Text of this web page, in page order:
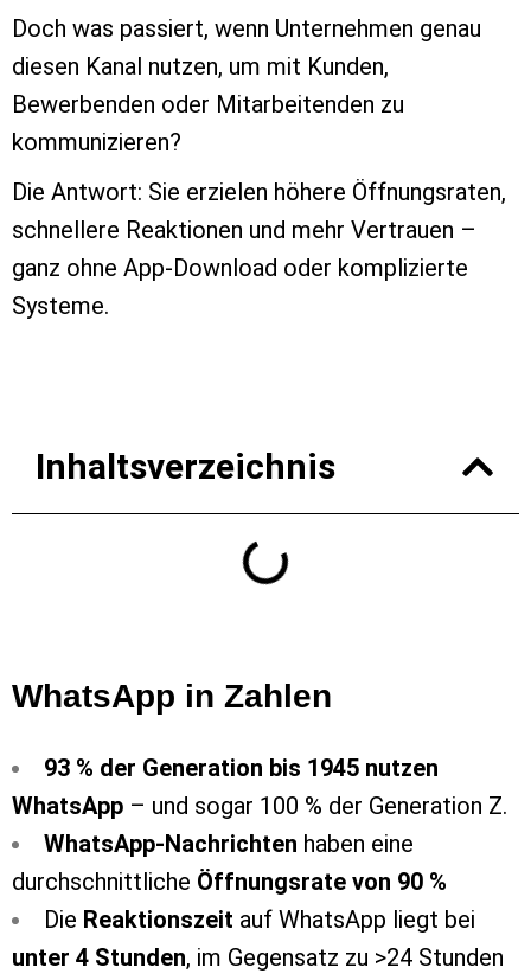
Doch was passiert, wenn Unternehmen genau
diesen Kanal nutzen, um mit Kunden,
Bewerbenden oder Mitarbeitenden zu
kommunizieren?
Die Antwort: Sie erzielen höhere Öffnungsraten,
schnellere Reaktionen und mehr Vertrauen –
ganz ohne App-Download oder komplizierte
Systeme.
Inhaltsverzeichnis
WhatsApp in Zahlen
93 % der Generation bis 1945 nutzen
WhatsApp – und sogar 100 % der Generation Z.
WhatsApp-Nachrichten haben eine
durchschnittliche Öffnungsrate von 90 %
Die Reaktionszeit auf WhatsApp liegt bei
unter 4 Stunden, im Gegensatz zu >24 Stunden